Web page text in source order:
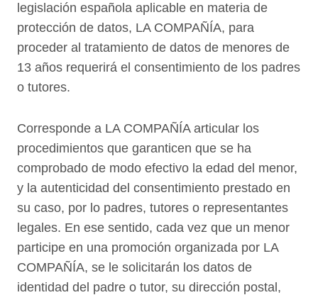
legislación española aplicable en materia de
protección de datos, LA COMPAÑÍA, para
proceder al tratamiento de datos de menores de
13 años requerirá el consentimiento de los padres
o tutores.
Corresponde a LA COMPAÑÍA articular los
procedimientos que garanticen que se ha
comprobado de modo efectivo la edad del menor,
y la autenticidad del consentimiento prestado en
su caso, por lo padres, tutores o representantes
legales. En ese sentido, cada vez que un menor
participe en una promoción organizada por LA
COMPAÑÍA, se le solicitarán los datos de
identidad del padre o tutor, su dirección postal,